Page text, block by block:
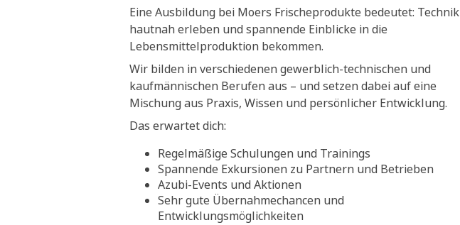
Eine Ausbildung bei Moers Frischeprodukte bedeutet: Technik
hautnah erleben und spannende Einblicke in die
Lebensmittelproduktion bekommen.
Wir bilden in verschiedenen gewerblich-technischen und
kaufmännischen Berufen aus – und setzen dabei auf eine
Mischung aus Praxis, Wissen und persönlicher Entwicklung.
Das erwartet dich:
Regelmäßige Schulungen und Trainings
Spannende Exkursionen zu Partnern und Betrieben
Azubi-Events und Aktionen
Sehr gute Übernahmechancen und
Entwicklungsmöglichkeiten